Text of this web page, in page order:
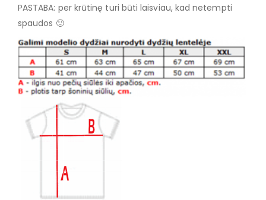
PASTABA: per krūtinę turi būti laisviau, kad netempti
spaudos 🙂